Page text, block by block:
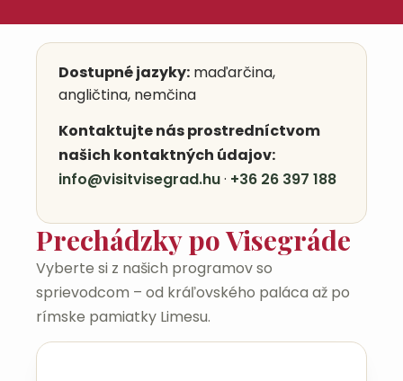
Dostupné jazyky: maďarčina,
angličtina, nemčina
Kontaktujte nás prostredníctvom
našich kontaktných údajov:
info@visitvisegrad.hu· +36 26 397 188
Prechádzky po Visegráde
Vyberte si z našich programov so
sprievodcom – od kráľovského paláca až po
rímske pamiatky Limesu.